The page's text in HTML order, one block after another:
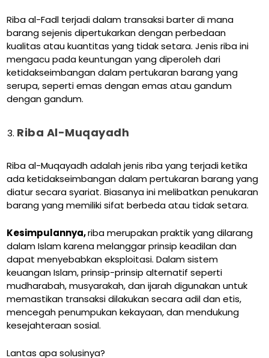
Riba al-Fadl terjadi dalam transaksi barter di mana
barang sejenis dipertukarkan dengan perbedaan
kualitas atau kuantitas yang tidak setara. Jenis riba ini
mengacu pada keuntungan yang diperoleh dari
ketidakseimbangan dalam pertukaran barang yang
serupa, seperti emas dengan emas atau gandum
dengan gandum.
Riba Al-Muqayadh
Riba al-Muqayadh adalah jenis riba yang terjadi ketika
ada ketidakseimbangan dalam pertukaran barang yang
diatur secara syariat. Biasanya ini melibatkan penukaran
barang yang memiliki sifat berbeda atau tidak setara.
Kesimpulannya,riba merupakan praktik yang dilarang
dalam Islam karena melanggar prinsip keadilan dan
dapat menyebabkan eksploitasi. Dalam sistem
keuangan Islam, prinsip-prinsip alternatif seperti
mudharabah, musyarakah, dan ijarah digunakan untuk
memastikan transaksi dilakukan secara adil dan etis,
mencegah penumpukan kekayaan, dan mendukung
kesejahteraan sosial.
Lantas apa solusinya?